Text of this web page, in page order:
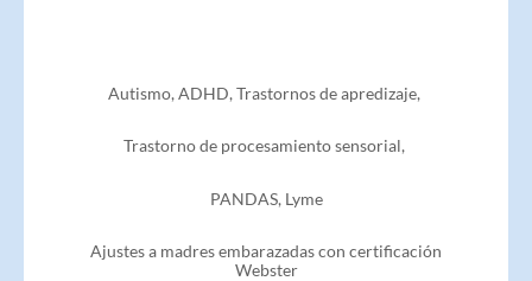
Autismo, ADHD, Trastornos de apredizaje,
Trastorno de procesamiento sensorial,
PANDAS, Lyme
Ajustes a madres embarazadas con certificación
Webster